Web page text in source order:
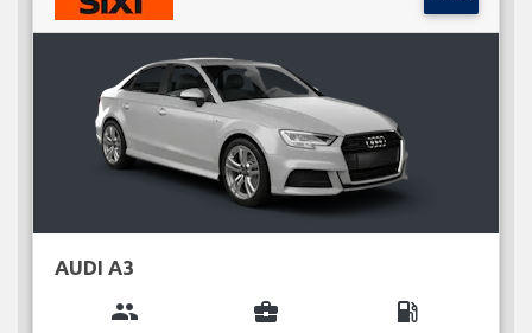
AUDI A3
group business_center local_gas_station